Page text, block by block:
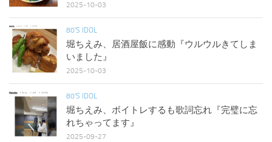
2025-10-03
80'S IDOL
堀ちえみ、居酒屋飯に感動『ウルウルきてしま
いました』
2025-10-03
80'S IDOL
堀ちえみ、ボイトレするも歌詞忘れ『完璧に忘
れちゃってます』
2025-09-27